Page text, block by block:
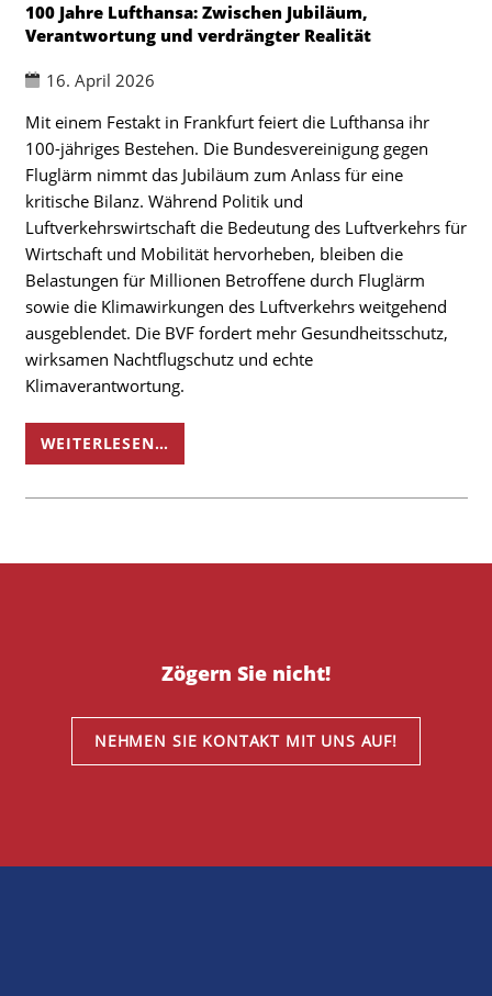
100 Jahre Lufthansa: Zwischen Jubiläum,
Verantwortung und verdrängter Realität
16. April 2026
Mit einem Festakt in Frankfurt feiert die Lufthansa ihr
100-jähriges Bestehen. Die Bundesvereinigung gegen
Fluglärm nimmt das Jubiläum zum Anlass für eine
kritische Bilanz. Während Politik und
Luftverkehrswirtschaft die Bedeutung des Luftverkehrs für
Wirtschaft und Mobilität hervorheben, bleiben die
Belastungen für Millionen Betroffene durch Fluglärm
sowie die Klimawirkungen des Luftverkehrs weitgehend
ausgeblendet. Die BVF fordert mehr Gesundheitsschutz,
wirksamen Nachtflugschutz und echte
Klimaverantwortung.
WEITERLESEN…
Zögern Sie nicht!
NEHMEN SIE KONTAKT MIT UNS AUF!